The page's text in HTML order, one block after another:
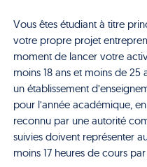
Vous êtes étudiant à titre
votre propre projet
moment de lancer votre
moins 18 ans et moins de 25
un établissement
pour l’année académique,
reconnu par une autorité
suivies doivent représenter
moins 17 heures de cours